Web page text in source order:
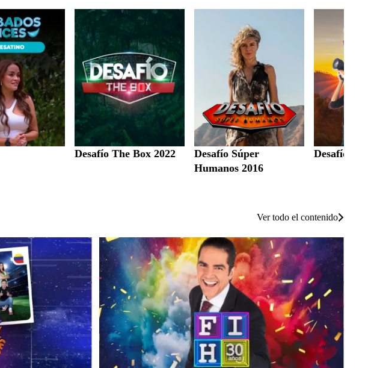
Desafío The Box 2022
Desafío Súper
Humanos 2016
Desafío The
Ver todo el contenido
Festival Internacional del Humor